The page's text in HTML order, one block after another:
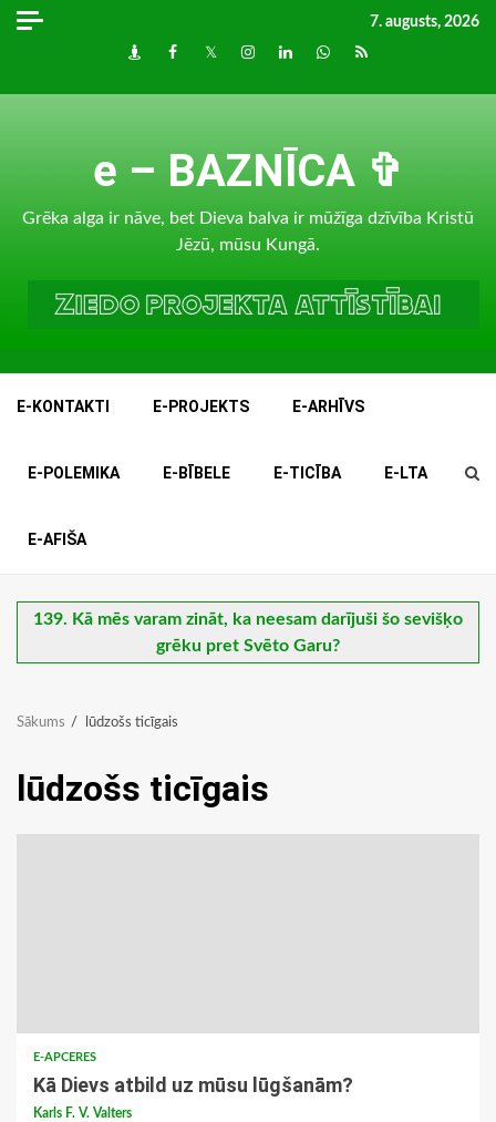
Skip
7. augusts, 2026
DraugiemFacebook
TwitterInstagram
LinkedInwhatsapp
RSS
e – BAZNĪCA ✞
Grēka alga ir nāve, bet Dieva balva ir mūžīga dzīvība Kristū
Jēzū, mūsu Kungā.
E-KONTAKTI E-PROJEKTS E-ARHĪVS
E-POLEMIKA E-BĪBELE E-TICĪBA E-LTA
E-AFIŠA
139. Kā mēs varam zināt, ka neesam darījuši šo sevišķo
grēku pret Svēto Garu?
Sākums lūdzošs ticīgais
lūdzošs ticīgais
E-APCERES
Kā Dievs atbild uz mūsu lūgšanām?
Karls F. V. Valters